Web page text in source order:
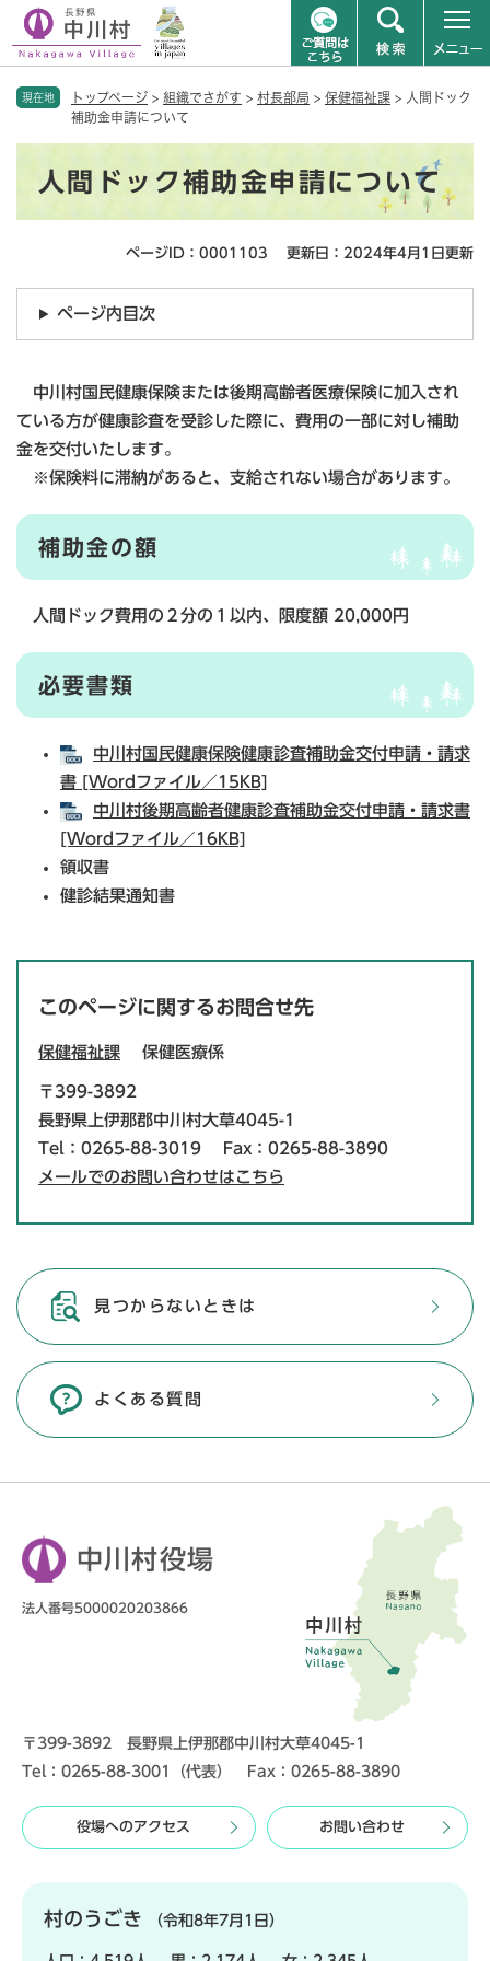
現在地 トップページ > 組織でさがす > 村長部局 > 保健福祉課 > 人間ドック
補助金申請について
人間ドック補助金申請について
ページID：0001103 更新日：2024年4月1日更新
ページ内目次
中川村国民健康保険または後期高齢者医療保険に加入され
ている方が健康診査を受診した際に、費用の一部に対し補助
金を交付いたします。
※保険料に滞納があると、支給されない場合があります。
補助金の額
人間ドック費用の２分の１以内、限度額 20,000円
必要書類
中川村国民健康保険健康診査補助金交付申請・請求
書 [Wordファイル／15KB]
中川村後期高齢者健康診査補助金交付申請・請求書
[Wordファイル／16KB]
領収書
健診結果通知書
このページに関するお問合せ先
保健福祉課 保健医療係
〒399-3892
長野県上伊那郡中川村大草4045-1
Tel：0265-88-3019
Fax：0265-88-3890
メールでのお問い合わせはこちら
見つからないときは
よくある質問
中川村役場
法人番号5000020203866
〒399-3892 長野県上伊那郡中川村大草4045-1
Tel：0265-88-3001（代表） Fax：0265-88-3890
役場へのアクセス お問い合わせ
村のうごき （令和8年7月1日）